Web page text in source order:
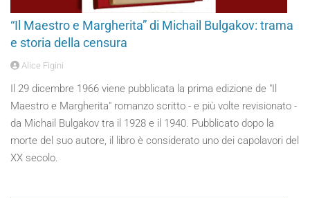
“Il Maestro e Margherita” di Michail Bulgakov: trama
e storia della censura
Alice Figini
Il 29 dicembre 1966 viene pubblicata la prima edizione de "Il
Maestro e Margherita" romanzo scritto - e più volte revisionato -
da Michail Bulgakov tra il 1928 e il 1940. Pubblicato dopo la
morte del suo autore, il libro è considerato uno dei capolavori del
XX secolo.